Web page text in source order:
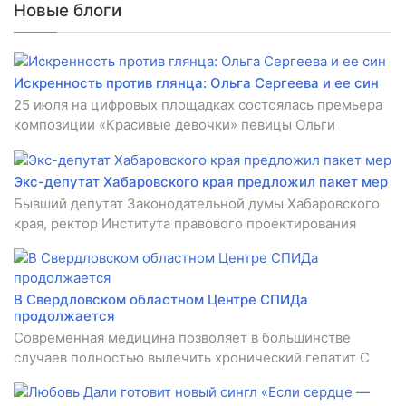
Новые блоги
Искренность против глянца: Ольга Сергеева и ее син
25 июля на цифровых площадках состоялась премьера
композиции «Красивые девочки» певицы Ольги
Экс-депутат Хабаровского края предложил пакет мер
Бывший депутат Законодательной думы Хабаровского
края, ректор Института правового проектирования
В Свердловском областном Центре СПИДа
продолжается
Современная медицина позволяет в большинстве
случаев полностью вылечить хронический гепатит C